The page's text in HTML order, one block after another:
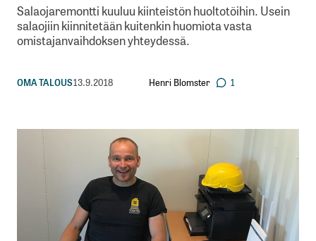
Salaojaremontti kuuluu kiinteistön huoltotöihin. Usein
salaojiin kiinnitetään kuitenkin huomiota vasta
omistajanvaihdoksen yhteydessä.
OMA TALOUS13.9.2018 Henri Blomster 1